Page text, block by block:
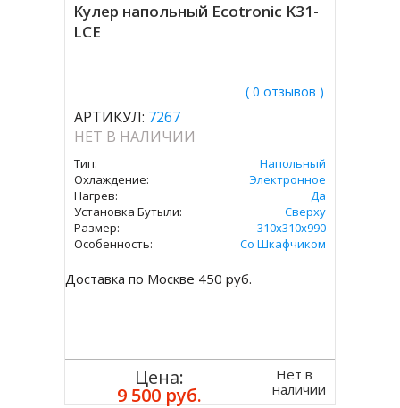
Kулер напольный Ecotronic K31-
LCE
( 0 отзывов )
АРТИКУЛ: 7267
НЕТ В НАЛИЧИИ
Тип:
Напольный
Охлаждение:
Электронное
Нагрев:
Да
Установка Бутыли:
Сверху
Размер:
310x310х990
Особенность:
Со Шкафчиком
Доставка по Москве 450 руб.
Цена:
9 500 руб.
Нет в
наличии